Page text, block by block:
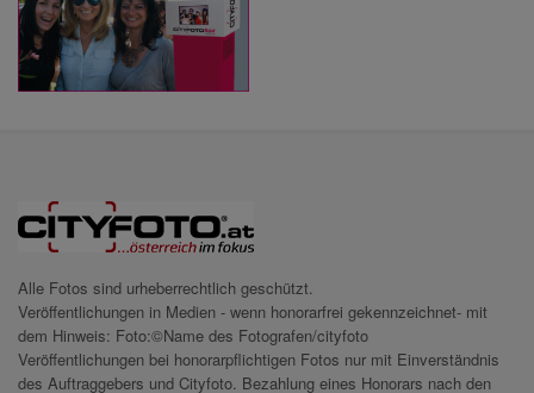
Alle Fotos sind urheberrechtlich geschützt.
Veröffentlichungen in Medien - wenn honorarfrei gekennzeichnet- mit
dem Hinweis: Foto:©Name des Fotografen/cityfoto
Veröffentlichungen bei honorarpflichtigen Fotos nur mit Einverständnis
des Auftraggebers und Cityfoto. Bezahlung eines Honorars nach den